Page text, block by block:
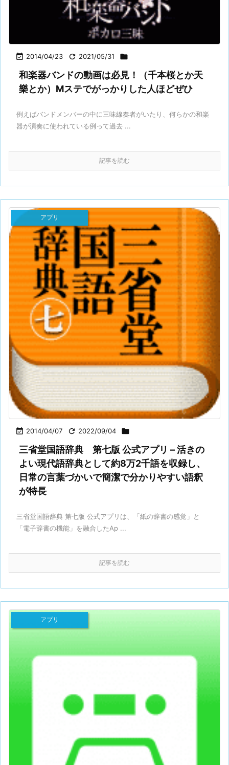
 2014/04/23  2021/05/31 
和楽器バンドの動画は必見！（千本桜とか天
樂とか）Mステでがっかりした人ほどぜひ
例えばバンドメンバーの中に三味線奏者がいたり、何らかの和楽
器が演奏に使われている例って過去 ...
記事を読む
 2014/04/07  2022/09/04 
アプリ
三省堂国語辞典 第七版 公式アプリ – 活きの
よい現代語辞典として約8万2千語を収録し、
日常の言葉づかいで簡潔で分かりやすい語釈
が特長
三省堂国語辞典 第七版 公式アプリは、「紙の辞書の感覚」と
「電子辞書の機能」を融合したAp ...
記事を読む
アプリ